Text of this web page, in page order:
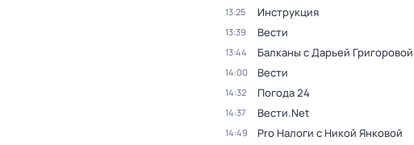
13:25 Инструкция
13:39 Вести
13:44 Балканы с Дарьей Григоровой
14:00 Вести
14:32 Погода 24
14:37 Вести.Net
14:49 Pro Налоги с Никой Янковой